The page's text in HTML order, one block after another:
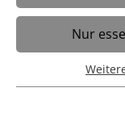
AMRISWIL:
Türrahmen,
ersten
bedeutet.
Nur
Essenziell
Essenzielle